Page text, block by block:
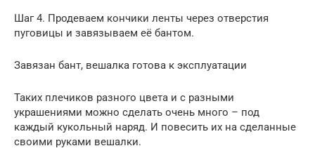
Шаг 4. Продеваем кончики ленты через отверстия
пуговицы и завязываем её бантом.
Завязан бант, вешалка готова к эксплуатации
Таких плечиков разного цвета и с разными
украшениями можно сделать очень много – под
каждый кукольный наряд. И повесить их на сделанные
своими руками вешалки.